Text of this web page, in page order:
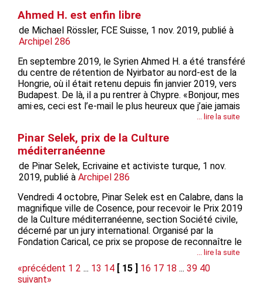
en...
Ahmed H. est enfin libre
de Michael Rössler, FCE Suisse, 1 nov. 2019, publié à
Archipel 286
En septembre 2019, le Syrien Ahmed H. a été transféré
du centre de rétention de Nyirbator au nord-est de la
Hongrie, où il était retenu depuis fin janvier 2019, vers
Budapest. De là, il a pu rentrer à Chypre. «Bonjour, mes
ami·es, ceci est l’e-mail le plus heureux que j’aie jamais
envoyé. Ahmed est à l’aéroport de Budapest et sera
ce...
... lire la suite
Pinar Selek, prix de la Culture
méditerranéenne
de Pinar Selek, Ecrivaine et activiste turque, 1 nov.
2019, publié à Archipel 286
Vendredi 4 octobre, Pinar Selek est en Calabre, dans la
magnifique ville de Cosence, pour recevoir le Prix 2019
de la Culture méditerranéenne, section Société civile,
décerné par un jury international. Organisé par la
Fondation Carical, ce prix se propose de reconnaître le
mérite de toutes celles et ceux qui contribuent à
approfondir la connaissance de la culture
méditerranéenne,...
... lire la suite
«précédent 1 2 ... 13 14 [ 15 ] 16 17 18 ... 39 40
suivant»